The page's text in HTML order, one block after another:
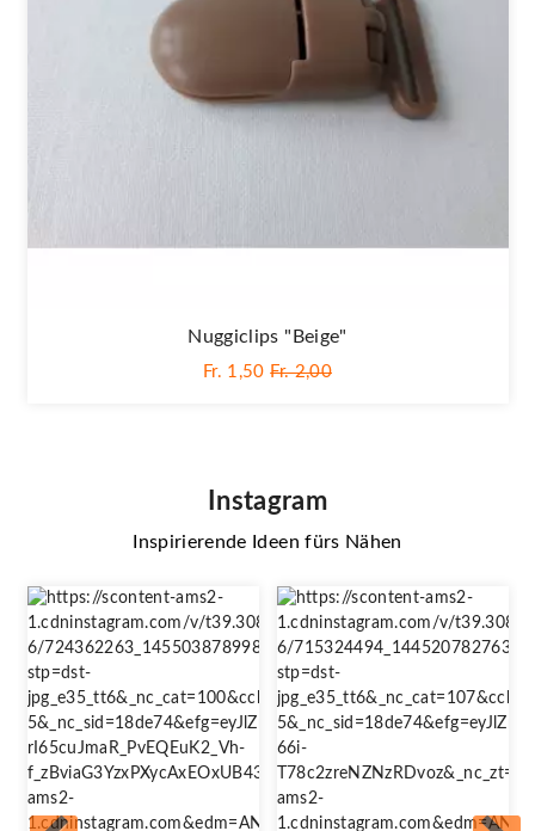
Nuggiclips "Beige"
Fr. 1,50 Fr. 2,00
Instagram
Inspirierende Ideen fürs Nähen